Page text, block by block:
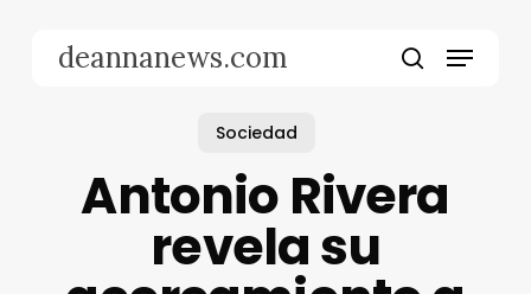
deannanews.com Menu
Sociedad
Antonio Rivera
revela su